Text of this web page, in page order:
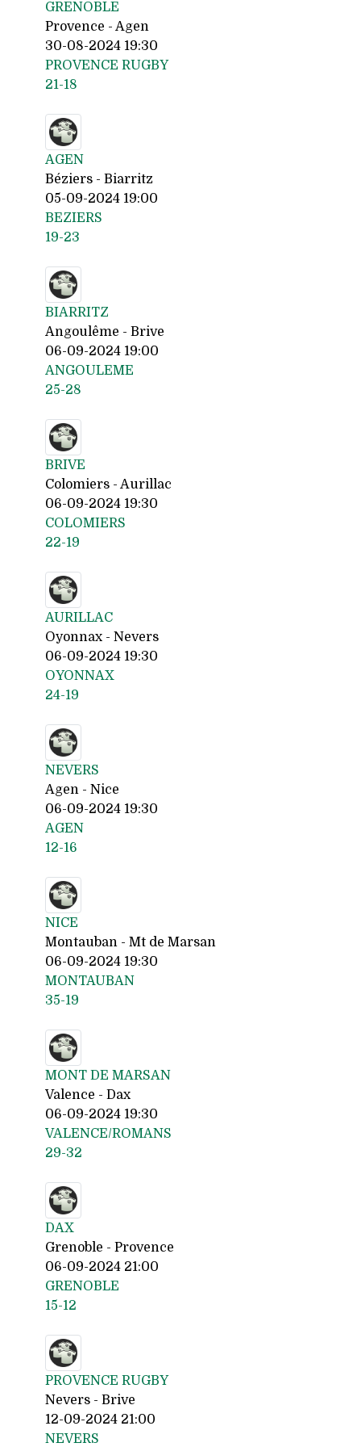
GRENOBLE
Provence - Agen
30-08-2024 19:30
PROVENCE RUGBY
21-18
AGEN
Béziers - Biarritz
05-09-2024 19:00
BEZIERS
19-23
BIARRITZ
Angoulême - Brive
06-09-2024 19:00
ANGOULEME
25-28
BRIVE
Colomiers - Aurillac
06-09-2024 19:30
COLOMIERS
22-19
AURILLAC
Oyonnax - Nevers
06-09-2024 19:30
OYONNAX
24-19
NEVERS
Agen - Nice
06-09-2024 19:30
AGEN
12-16
NICE
Montauban - Mt de Marsan
06-09-2024 19:30
MONTAUBAN
35-19
MONT DE MARSAN
Valence - Dax
06-09-2024 19:30
VALENCE/ROMANS
29-32
DAX
Grenoble - Provence
06-09-2024 21:00
GRENOBLE
15-12
PROVENCE RUGBY
Nevers - Brive
12-09-2024 21:00
NEVERS